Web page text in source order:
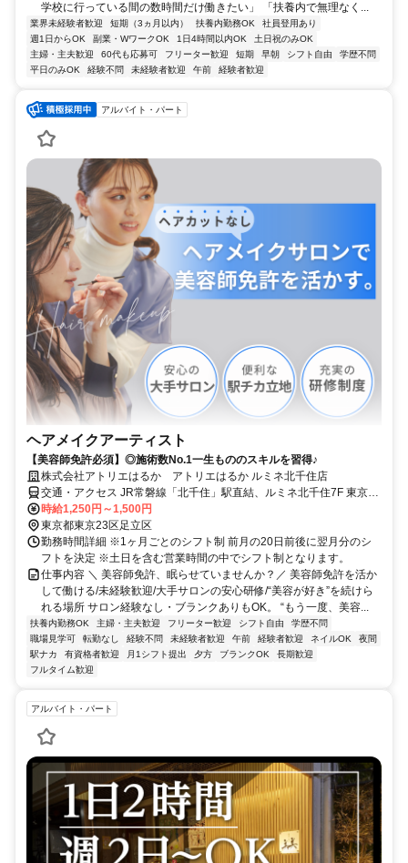
学校に行っている間の数時間だけ働きたい」 「扶養内で無理なく...
業界未経験者歓迎 短期（3ヵ月以内） 扶養内勤務OK
社員登用あり
週1日からOK
副業・WワークOK 1日4時間以内OK
土日祝のみOK
主婦・主夫歓迎
60代も応募可 フリーター歓迎 短期 早朝 シフト自由
学歴不問
平日のみOK
経験不問 未経験者歓迎 午前 経験者歓迎
アルバイト・パート
ヘアメイクアーティスト
【美容師免許必須】◎施術数No.1一生もののスキルを習得♪
株式会社アトリエはるか アトリエはるか ルミネ北千住店
交通・アクセス JR常磐線「北千住」駅直結、ルミネ北千住7F 東京メ
トロ千代田線「北千住」駅直結 東部スカイツリーライン、つくばエ
クスプレス「北千住」駅徒歩1分
時給1,250円～1,500円
東京都東京23区足立区
勤務時間詳細 ※1ヶ月ごとのシフト制 前月の20日前後に翌月分のシ
フトを決定 ※土日を含む営業時間の中でシフト制となります。
仕事内容 ＼ 美容師免許、眠らせていませんか？／ 美容師免許を活か
して働ける/未経験歓迎/大手サロンの安心研修/“美容が好き”を続けら
れる場所 サロン経験なし・ブランクありもOK。 “もう一度、美容...
扶養内勤務OK 主婦・主夫歓迎 フリーター歓迎 シフト自由
学歴不問
職場見学可
転勤なし 経験不問 未経験者歓迎 午前 経験者歓迎 ネイルOK
夜間
駅ナカ
有資格者歓迎 月1シフト提出 夕方 ブランクOK
長期歓迎
フルタイム歓迎
アルバイト・パート